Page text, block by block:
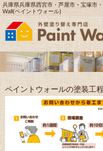
兵庫県兵庫県西宮市・芦屋市・宝塚市
Wall(ペイントウォール)
ペイントウォールの塗装工